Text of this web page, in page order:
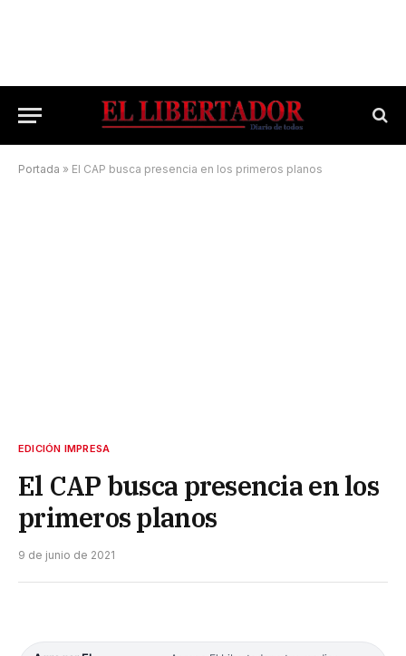
Portada » El CAP busca presencia en los primeros planos
EDICIÓN IMPRESA
El CAP busca presencia en los
primeros planos
9 de junio de 2021